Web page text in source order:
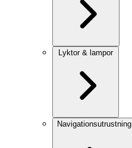
Lyktor & lampor
Navigationsutrustning